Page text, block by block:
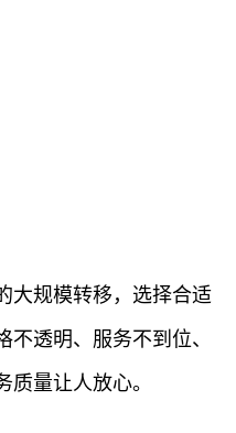
大规模转移，选择合适
透明、服务不到位、
量让人放心。